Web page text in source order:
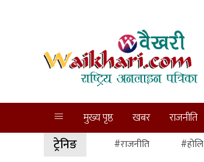
मुख्य पृष्ठ खबर राजनीति
ट्रेनिङ #राजनीति #होलि